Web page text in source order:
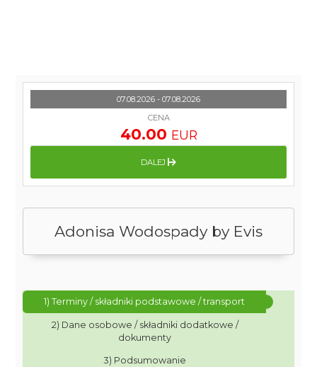
Adonisa Wodospady by Evis
1) Terminy / składniki podstawowe / transport
2) Dane osobowe / składniki dodatkowe /
dokumenty
3) Podsumowanie
07.08.2026 - 07.08.2026
CENA
40.00 EUR
DALEJ